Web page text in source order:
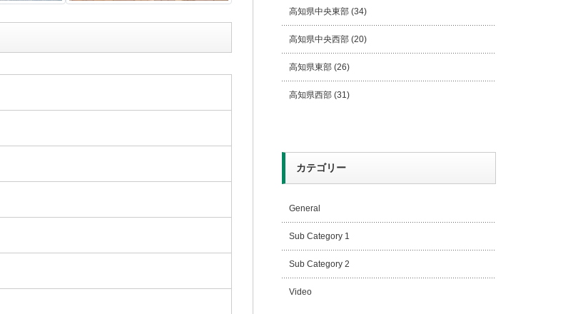
高知県中央東部 (34)
高知県中央西部 (20)
高知県東部 (26)
高知県西部 (31)
カテゴリー
General
Sub Category 1
Sub Category 2
Video